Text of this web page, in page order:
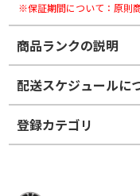
※保証期間について：原則
商品ランクの説明
※商品ランクは出品者
か
ホイールランク
配送スケジュールに
登録カテゴリ
スタッドレスタイヤホ